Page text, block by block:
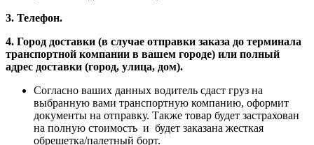
3. Телефон.
4. Город доставки (в случае отправки заказа до терминала
транспортной компании в вашем городе) или полный
адрес доставки (город, улица, дом).
Согласно ваших данных водитель сдаст груз на
выбранную вами транспортную компанию, оформит
документы на отправку. Также товар будет застрахован
на полную стоимость и будет заказана жесткая
обрешетка/палетный борт.